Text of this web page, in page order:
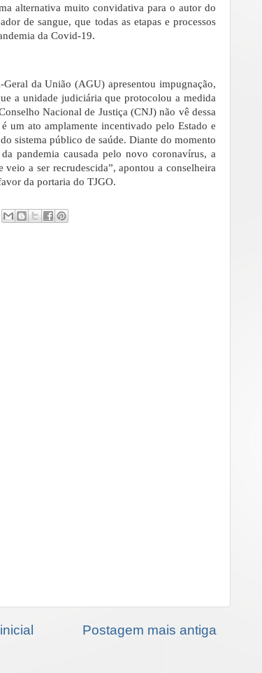
alternativa muito convidativa para o autor do
de sangue, que todas as etapas e processos
da Covid-19.
da União (AGU) apresentou impugnação,
a unidade judiciária que protocolou a medida
Nacional de Justiça (CNJ) não vê dessa
um ato amplamente incentivado pelo Estado e
sistema público de saúde. Diante do momento
pandemia causada pelo novo coronavírus, a
a ser recrudescida”, apontou a conselheira
da portaria do TJGO.
Postagem mais antiga